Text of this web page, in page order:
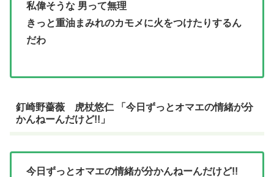
私偉そうな 男って無理
きっと重油まみれのカモメに火をつけたりするん
だわ
釘崎野薔薇 虎杖悠仁 「今日ずっとオマエの情緒が分
かんねーんだけど!!」
今日ずっとオマエの情緒が分かんねーんだけど!!